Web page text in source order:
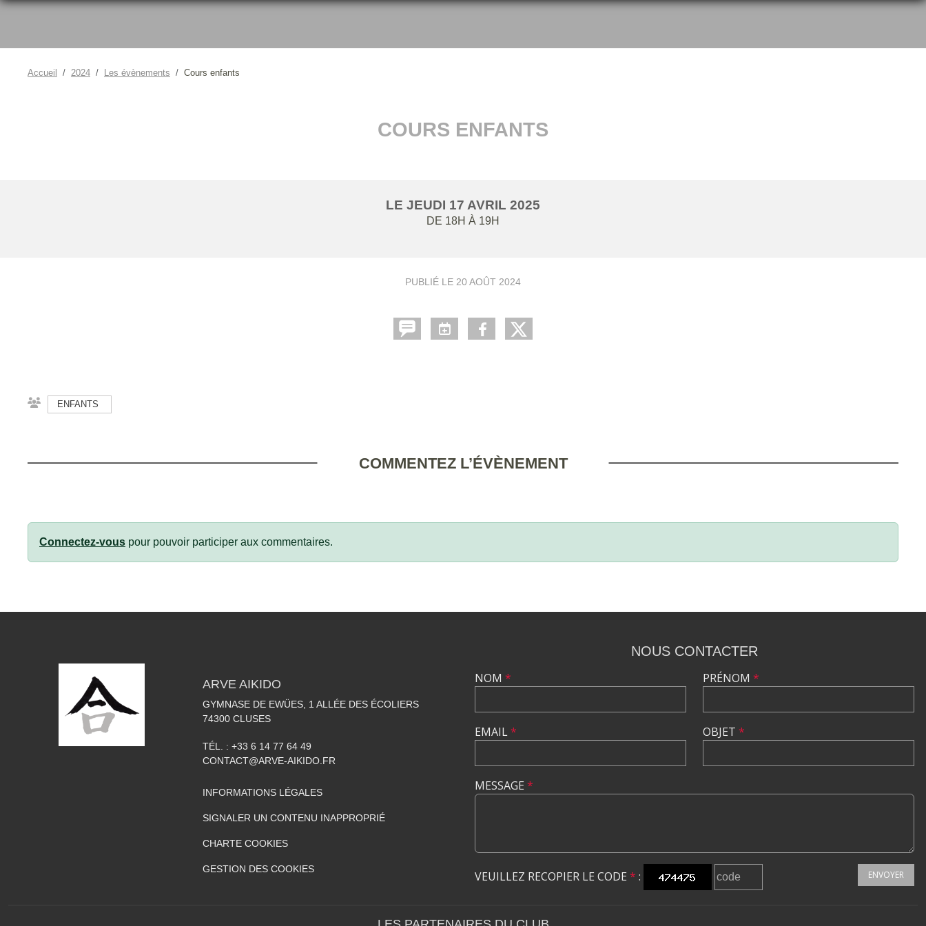
Accueil 2024 Les évènements Cours enfants
COURS ENFANTS
LE JEUDI 17 AVRIL 2025
DE 18H À 19H
PUBLIÉ LE 20 AOÛT 2024
ENFANTS
COMMENTEZ L’ÉVÈNEMENT
Connectez-vous pour pouvoir participer aux commentaires.
ARVE AIKIDO
GYMNASE DE EWÜES, 1 ALLÉE DES ÉCOLIERS
74300 CLUSES
TÉL. : +33 6 14 77 64 49
CONTACT@ARVE-AIKIDO.FR
INFORMATIONS LÉGALES
SIGNALER UN CONTENU INAPPROPRIÉ
CHARTE COOKIES
GESTION DES COOKIES
NOUS CONTACTER
NOM *
EMAIL*
PRÉNOM *
OBJET *
MESSAGE *
VEUILLEZ RECOPIER LE CODE * : ENVOYER